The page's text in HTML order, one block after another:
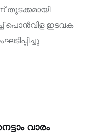
തുടക്കമായി
പൊൻവിള ഇടവക
വാരം